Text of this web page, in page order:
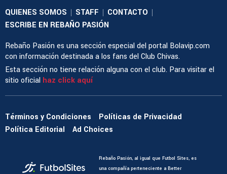
QUIENES SOMOS | STAFF | CONTACTO |
ESCRIBE EN REBAÑO PASIÓN
Rebaño Pasión es una sección especial del portal Bolavip.com
con información destinada a los fans del Club Chivas.
Esta sección no tiene relación alguna con el club. Para visitar el
sitio oficial haz click aquí
Términos y Condiciones
Políticas de Privacidad
Política Editorial
Ad Choices
Rebaño Pasión, al igual que Futbol Sites, es
una compañía perteneciente a Better